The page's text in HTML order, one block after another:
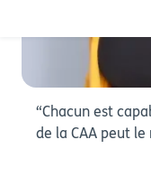
“Chacun est
de la CAA peut